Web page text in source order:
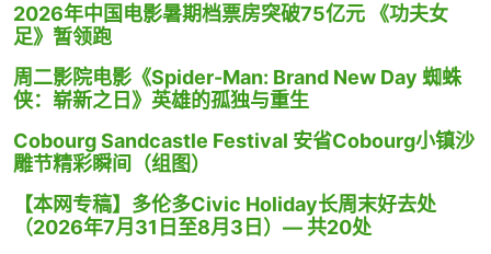
2026年中国电影暑期档票房突破75亿元 《功夫女
足》暂领跑
周二影院电影《Spider-Man: Brand New Day 蜘蛛
侠：崭新之日》英雄的孤独与重生
Cobourg Sandcastle Festival 安省Cobourg小镇沙
雕节精彩瞬间（组图）
【本网专稿】多伦多Civic Holiday长周末好去处
（2026年7月31日至8月3日）— 共20处